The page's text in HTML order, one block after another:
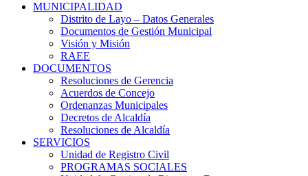
MUNICIPALIDAD
Distrito de Layo – Datos Generales
Documentos de Gestión Municipal
Visión y Misión
RAEE
DOCUMENTOS
Resoluciones de Gerencia
Acuerdos de Concejo
Ordenanzas Municipales
Decretos de Alcaldía
Resoluciones de Alcaldía
SERVICIOS
Unidad de Registro Civil
PROGRAMAS SOCIALES